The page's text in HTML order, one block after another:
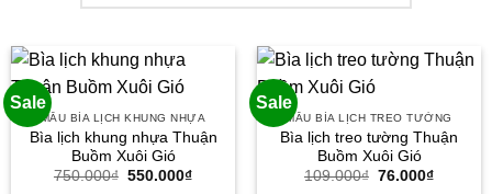
Sale
MẪU BÌA LỊCH KHUNG NHỰA
Bìa lịch khung nhựa Thuận
Buồm Xuôi Gió
750.000₫ Giá
550.000₫Giá
Sale
MẪU BÌA LỊCH TREO TƯỜNG
Bìa lịch treo tường Thuận
Buồm Xuôi Gió
109.000₫ Giá
76.000₫Giá